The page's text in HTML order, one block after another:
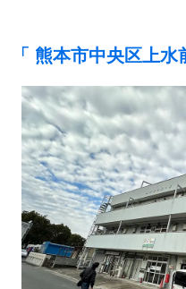
「 熊本市中央区上